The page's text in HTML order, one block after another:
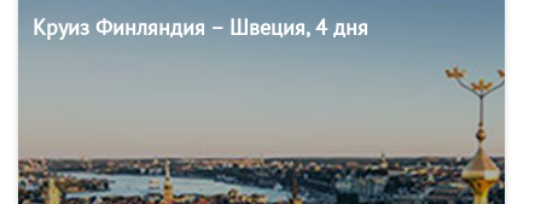
Круиз Финляндия – Швеция, 4 дня